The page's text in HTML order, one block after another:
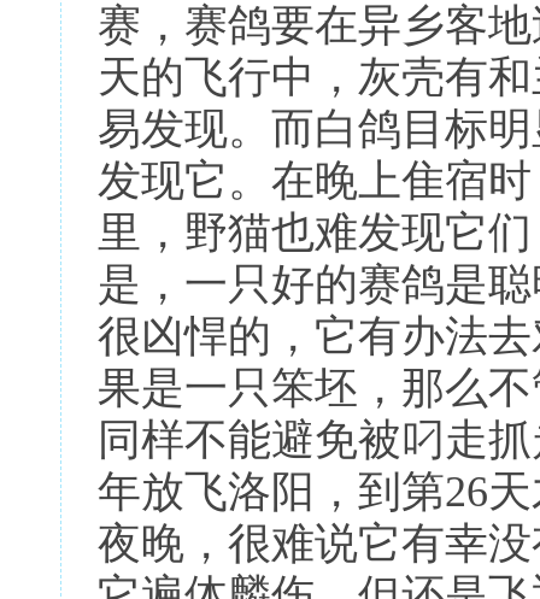
赛，赛鸽要在异乡客
天的飞行中，灰壳有
易发现。而白鸽目标
发现它。在晚上隹宿
里，野猫也难发现它
是，一只好的赛鸽是
很凶悍的，它有办法
果是一只笨坯，那么
同样不能避免被叼走
年放飞洛阳，到第26
夜晚，很难说它有幸